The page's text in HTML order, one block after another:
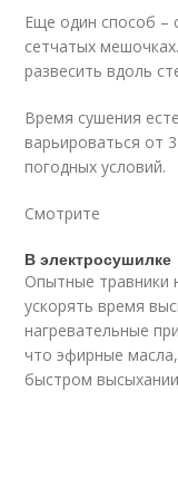
Еще один способ –
сетчатых
развесить вдоль
Время сушения
варьироваться от
погодных условий.
Смотрите
В электросушилке
Опытные травники
ускорять время
нагревательные
что эфирные
быстром